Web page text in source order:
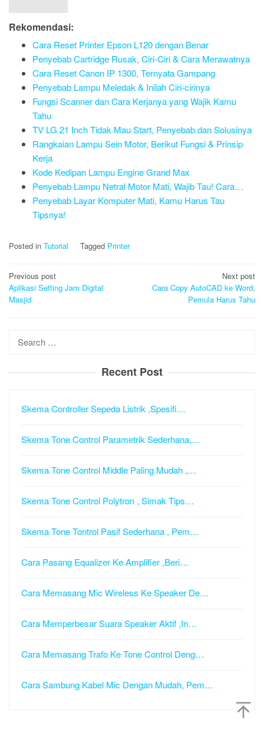
Rekomendasi:
Cara Reset Printer Epson L120 dengan Benar
Penyebab Cartridge Rusak, Ciri-Ciri & Cara Merawatnya
Cara Reset Canon IP 1300, Ternyata Gampang
Penyebab Lampu Meledak & Inilah Ciri-cirinya
Fungsi Scanner dan Cara Kerjanya yang Wajik Kamu
Tahu
TV LG 21 Inch Tidak Mau Start, Penyebab dan Solusinya
Rangkaian Lampu Sein Motor, Berikut Fungsi & Prinsip
Kerja
Kode Kedipan Lampu Engine Grand Max
Penyebab Lampu Netral Motor Mati, Wajib Tau! Cara…
Penyebab Layar Komputer Mati, Kamu Harus Tau
Tipsnya!
Posted in Tutorial Tagged Printer
Post
navigation
Previous post
Aplikasi Setting Jam Digital
Masjid
Next post
Cara Copy AutoCAD ke Word,
Pemula Harus Tahu
Search
Recent Post
Skema Controller Sepeda Listrik ,Spesifi…
Skema Tone Control Parametrik Sederhana,…
Skema Tone Control Middle Paling Mudah ,…
Skema Tone Control Polytron , Simak Tips…
Skema Tone Tontrol Pasif Sederhana , Pem…
Cara Pasang Equalizer Ke Amplifier ,Beri…
Cara Memasang Mic Wireless Ke Speaker De…
Cara Memperbesar Suara Speaker Aktif ,In…
Cara Memasang Trafo Ke Tone Control Deng…
Cara Sambung Kabel Mic Dengan Mudah, Pem…